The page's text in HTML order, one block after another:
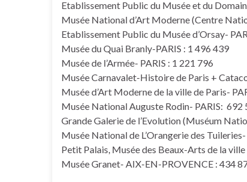
Etablissement Public du Musée et du
Musée National d’Art Moderne (Centre
Etablissement Public du Musée d’Orsay-
Musée du Quai Branly-PARIS : 1 496 439
Musée de l’Armée- PARIS : 1 221 796
Musée Carnavalet-Histoire de Paris +
Musée d’Art Moderne de la ville de Paris-
Musée National Auguste Rodin- PARIS: 692
Grande Galerie de l’Evolution (Muséum
Musée National de L’Orangerie des
Petit Palais, Musée des Beaux-Arts de la
Musée Granet- AIX-EN-PROVENCE : 434